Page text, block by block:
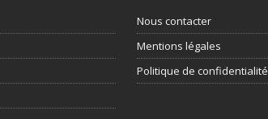
Nous contacter
Mentions légales
Politique de confidentialité